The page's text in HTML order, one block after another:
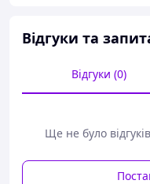
Відгуки та
Відгуки (0)
Ще не було